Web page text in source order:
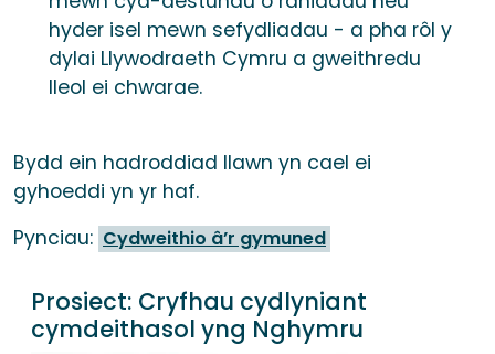
hyder isel mewn sefydliadau - a pha rôl y
dylai Llywodraeth Cymru a gweithredu
lleol ei chwarae.
Bydd ein hadroddiad llawn yn cael ei
gyhoeddi yn yr haf.
Pynciau: Cydweithio â’r gymuned
Prosiect: Cryfhau cydlyniant
cymdeithasol yng Nghymru